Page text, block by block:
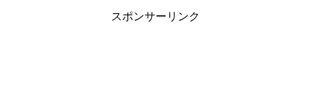
スポンサーリンク